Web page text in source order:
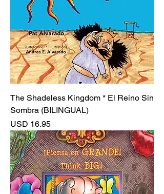
The Shadeless Kingdom * El Reino Sin
Sombra (BILINGUAL)
Precio
USD 16.95